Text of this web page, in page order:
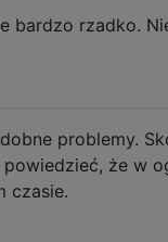
bardzo rzadko.
problemy.
że w
czasie.